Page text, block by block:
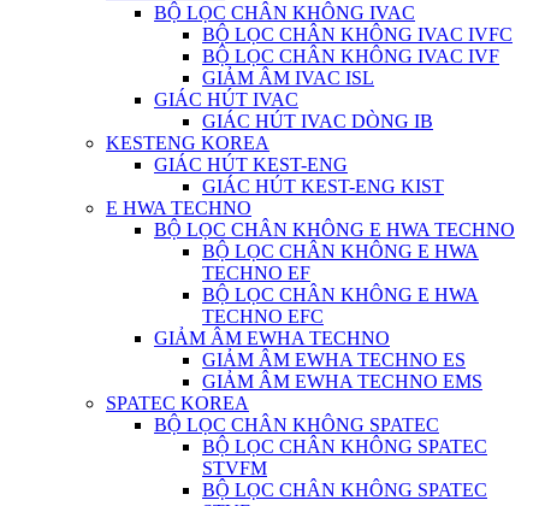
BỘ LỌC CHÂN KHÔNG IVAC
BỘ LỌC CHÂN KHÔNG IVAC IVFC
BỘ LỌC CHÂN KHÔNG IVAC IVF
GIẢM ÂM IVAC ISL
GIÁC HÚT IVAC
GIÁC HÚT IVAC DÒNG IB
KESTENG KOREA
GIÁC HÚT KEST-ENG
GIÁC HÚT KEST-ENG KIST
E HWA TECHNO
BỘ LỌC CHÂN KHÔNG E HWA TECHNO
BỘ LỌC CHÂN KHÔNG E HWA
TECHNO EF
BỘ LỌC CHÂN KHÔNG E HWA
TECHNO EFC
GIẢM ÂM EWHA TECHNO
GIẢM ÂM EWHA TECHNO ES
GIẢM ÂM EWHA TECHNO EMS
SPATEC KOREA
BỘ LỌC CHÂN KHÔNG SPATEC
BỘ LỌC CHÂN KHÔNG SPATEC
STVFM
BỘ LỌC CHÂN KHÔNG SPATEC